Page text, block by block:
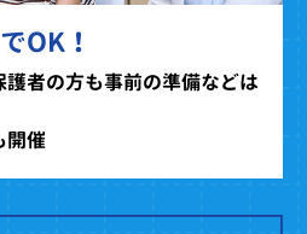
でOK！
者の方も事前の準備などは
開催